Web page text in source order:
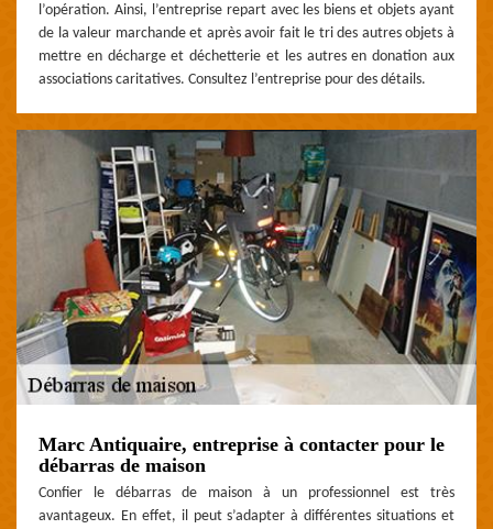
l’opération. Ainsi, l’entreprise repart avec les biens et objets ayant
de la valeur marchande et après avoir fait le tri des autres objets à
mettre en décharge et déchetterie et les autres en donation aux
associations caritatives. Consultez l’entreprise pour des détails.
Marc Antiquaire, entreprise à contacter pour le
débarras de maison
Confier le débarras de maison à un professionnel est très
avantageux. En effet, il peut s’adapter à différentes situations et